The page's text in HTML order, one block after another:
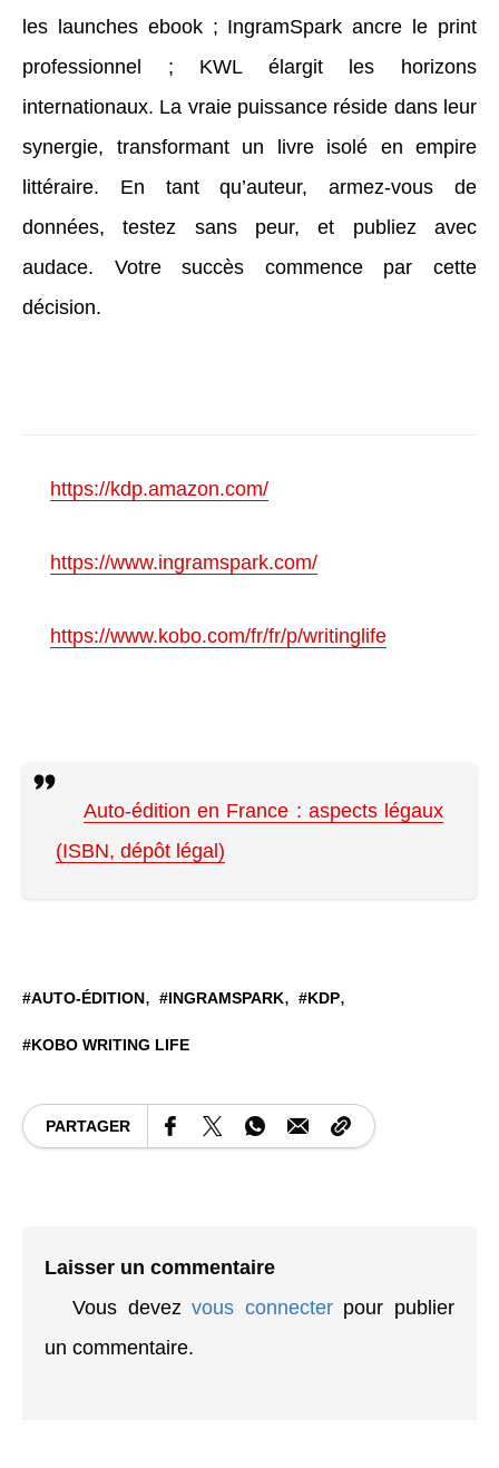
les launches ebook ; IngramSpark ancre le print
professionnel ; KWL élargit les horizons
internationaux. La vraie puissance réside dans leur
synergie, transformant un livre isolé en empire
littéraire. En tant qu’auteur, armez-vous de
données, testez sans peur, et publiez avec
audace. Votre succès commence par cette
décision.
https://kdp.amazon.com/
https://www.ingramspark.com/
https://www.kobo.com/fr/fr/p/writinglife
Auto-édition en France : aspects légaux
(ISBN, dépôt légal)
AUTO-ÉDITION INGRAMSPARK KDP
KOBO WRITING LIFE
PARTAGER
Laisser un commentaire
Vous devezvous connecterpour publier
un commentaire.